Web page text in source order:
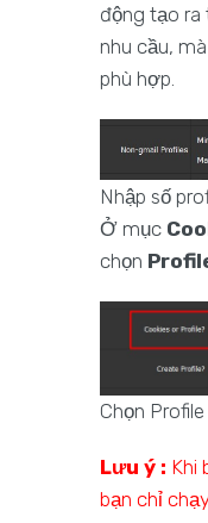
động tạo ra
nhu cầu,
phù hợp.
Nhập số
Ở mục
chọn
Chọn Profile
Lưu ý : Khi
bạn chỉ